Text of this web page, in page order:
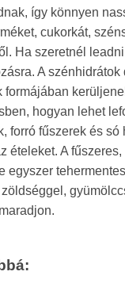
így könnyen
cukorkát,
Ha szeretnél
A
formájában
hogyan lehet
forró fűszerek és
ételeket. A
egyszer